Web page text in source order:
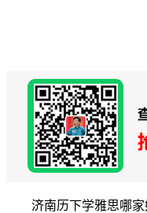
济南历下学雅思哪家